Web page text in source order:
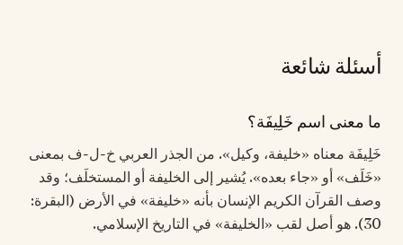
أسئلة شائعة
ما معنى اسم خَلِيفَة؟
خَلِيفَة معناه «خليفة، وكيل». من الجذر العربي خ-ل-ف بمعنى
«خَلَف» أو «جاء بعده». يُشير إلى الخليفة أو المستخلَف؛ وقد
وصف القرآن الكريم الإنسان بأنه «خليفة» في الأرض (البقرة:
30). هو أصل لقب «الخليفة» في التاريخ الإسلامي.